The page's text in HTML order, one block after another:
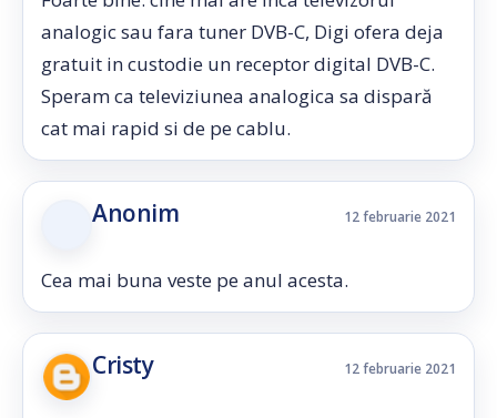
analogic sau fara tuner DVB-C, Digi ofera deja
gratuit in custodie un receptor digital DVB-C.
Speram ca televiziunea analogica sa dispară
cat mai rapid si de pe cablu.
Anonim 12 februarie 2021
Cea mai buna veste pe anul acesta.
Cristy 12 februarie 2021